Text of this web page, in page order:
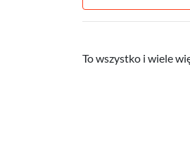
To wszystko i wiele